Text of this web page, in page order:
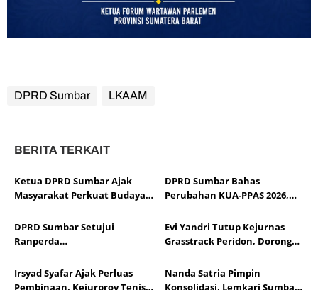
DPRD Sumbar LKAAM
BERITA TERKAIT
Ketua DPRD Sumbar Ajak
Masyarakat Perkuat Budaya
Menjaga Kantibmas
DPRD Sumbar Bahas
Perubahan KUA-PPAS 2026,
Dinamika Fiskal dan Ekonomi
Daerah
DPRD Sumbar Setujui
Ranperda
2025, Soroti Efektivitas
Kinerja Fiskal
Evi Yandri Tutup Kejurnas
Grasstrack Peridon, Dorong
Berprestasi
Irsyad Syafar Ajak Perluas
Pembinaan, Kejurprov Tenis
Nanda Satria Pimpin
Konsolidasi, Lemkari Sumbar